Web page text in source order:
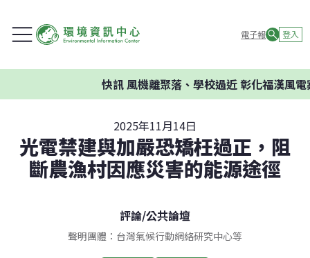
電子報 登入
快訊風機離聚落、學校過近 彰化福漢風電案
2025年11月14日
光電禁建與加嚴恐矯枉過正，阻
斷農漁村因應災害的能源途徑
評論/公共論壇
聲明團體：台灣氣候行動網絡研究中心等